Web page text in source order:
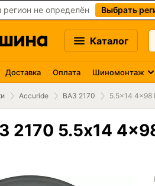
регион не определён Выбрать
Каталог
Доставка Оплата Шиномонтаж
Accuride ВАЗ 2170 5.5x14 4x98
2170 5.5x14